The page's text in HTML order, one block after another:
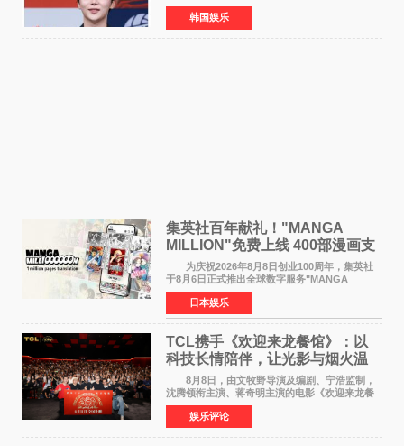
队并合格，预计将于今年入伍，成为组合中又一
位履行国防义务的成员。 目前SEVENTEEN
正全面进入军白期—
韩国娱乐
集英社百年献礼！"MANGA
MILLION"免费上线 400部漫画支
援逾百种语言
为庆祝2026年8月8日创业100周年，集英社
于8月6日正式推出全球数字服务"MANGA
MILLION"，无需注册即可免费阅读近400部漫画
作品，总量达100万页，翻译成100多种语言面向
全球读者开放。该服务预
日本娱乐
TCL携手《欢迎来龙餐馆》：以
科技长情陪伴，让光影与烟火温
暖生活
8月8日，由文牧野导演及编剧、宁浩监制，
沈腾领衔主演、蒋奇明主演的电影《欢迎来龙餐
馆》在上海超前点映，主创团队携影片亮相与观
众提前见面。TCL作为本片独家合作伙伴，在路
演现场设置品牌互
娱乐评论